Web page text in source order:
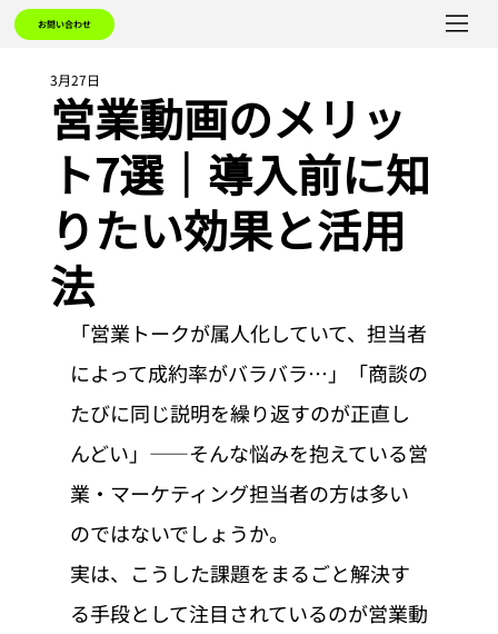
お問い合わせ
営業動画のメリッ
ト7選｜導入前に知
りたい効果と活用
法
3月27日
「営業トークが属人化していて、担当者
によって成約率がバラバラ…」「商談の
たびに同じ説明を繰り返すのが正直し
んどい」——そんな悩みを抱えている営
業・マーケティング担当者の方は多い
のではないでしょうか。
実は、こうした課題をまるごと解決す
る手段として注目されているのが営業動